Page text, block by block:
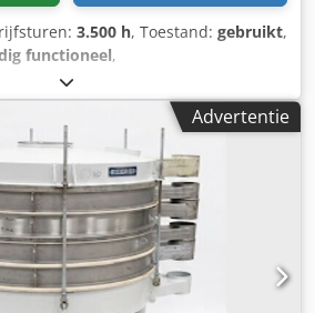
3.500 h, Toestand: gebruikt,
functioneel,
12400
TSM/tsi worden gebruikt voor de
zeefbewerking en
uit vrijwel alle industriële
en grond, chemie, mijnbouw,
veevoeder- en
De te verkopen machine heeft
mm en is voorzien van 3
3 mm, 1,4 mm en 0,463
er nog reservezeven geleverd met
Advertentie